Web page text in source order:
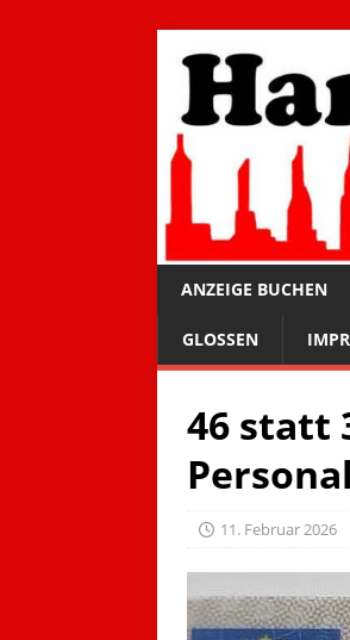
ANZEIGE BUCHEN
GLOSSEN
46 statt
11. Februar 2026